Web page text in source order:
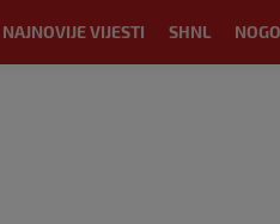
NAJNOVIJE VIJESTI SHNL